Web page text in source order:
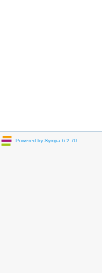
Powered by Sympa 6.2.70